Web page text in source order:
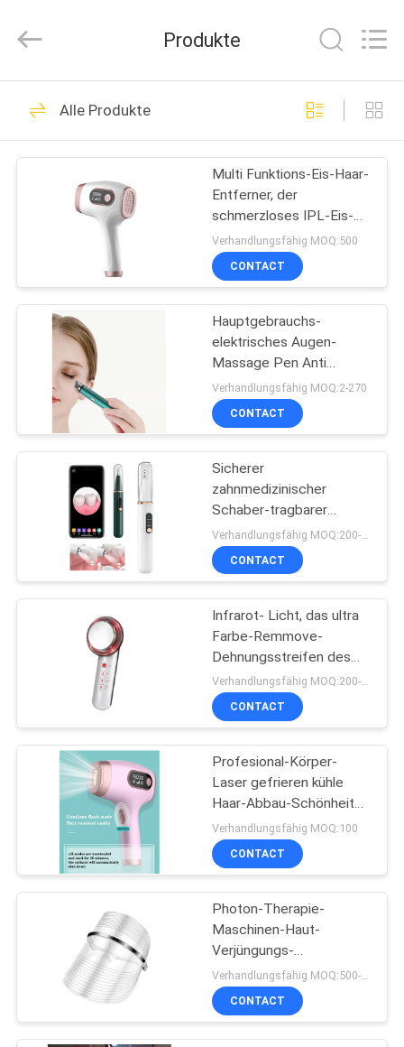
HAUS
PRODUKTE
FABRIK-
AUSFLUG
QUALITÄTSKONTROLLE
TRETEN
VERBINDUNG
FORDERN
ZITAT
SITEMAP
PRIVACY
POLICY
Developed
LED-Photon-
Therapie-
Gesichtsmaschine
42
LED-Licht-
Haarpflege-Geräte
5
HIFU-/RFantifalte
27
IPL-Haar-Entferner
17
Produkte
Alle Produkte
Multi Funktions-Eis-Haar-
Entferner, der
schmerzloses IPL-Eis-
kühlen Haar-Abbau
abkühlt
Verhandlungsfähig MOQ:500
CONTACT
Hauptgebrauchs-
elektrisches Augen-
Massage Pen Anti
Puffiness Face Lifting
Verhandlungsfähig MOQ:2-270
CONTACT
Sicherer
zahnmedizinischer
Schaber-tragbarer
sichtlichzahn-
Reinigungswerkzeug
Sonic Electric Tooth
CONTACT
Infrarot- Licht, das ultra
Farbe-Remmove-
Dehnungsstreifen des
Gerät-6 abnimmt
Verhandlungsfähig MOQ:200-999
CONTACT
Profesional-Körper-
Laser gefrieren kühle
Haar-Abbau-Schönheits-
Gerät-Haut-Verjüngung
Verhandlungsfähig MOQ:100
CONTACT
Photon-Therapie-
Maschinen-Haut-
Verjüngungs-
Gesichtsmaske 3
Farbeled
CONTACT